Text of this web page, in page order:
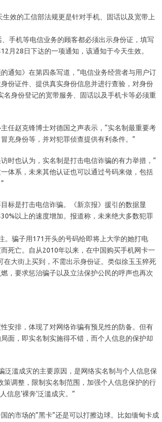
效的工信部法规更是针对手机、固话以及宽带上
手机等电信业务的顾客都必须出示身份证，填写
月28日下达的一项通知，该通知于今天生效。
通知》在第四条写道，”电信业务经营者与用户订
份证件、提供真实身份信息并进行查验，对身份
身份登记的宽带服务、固话以及手机卡等必须重
任赵克锋博士对德国之声表示，“实名制最重要考
充身份等，并对犯罪侦查提供有利条件。”
时也认为，实名制是打击电信诈骗的有力举措，”
体系，未来其他认证也可以通过号码来做，包括
标是打击电信诈骗。《新京报》援引的数据显
以上的速度增加。报道称，未来绝大多数犯罪
。骗子用171开头的号码给即将上大学的她打电
死亡。自从2010年以来，在中国购买手机网卡一
大街上买到，不需出示身份证。类似徐玉玉猝死
，要求惩治骗子以及立法保护公民的呼声也再次
安排，体现了对网络诈骗有预见性的防备。但有
面，即实名制实施得不错，而个人信息的保护却
滥成灾的主要原因，是网络实名制与个人信息保
调整，限制实名制范围，加强个人信息保护的行
信息’裸奔’泛滥成灾。”
的市场的”黑卡”还是可以打擦边球。比如缅甸卡成